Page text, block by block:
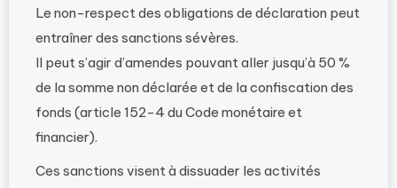
Le non-respect des obligations de déclaration peut
entraîner des sanctions sévères.
Il peut s’agir d’amendes pouvant aller jusqu’à 50 %
de la somme non déclarée et de la confiscation des
fonds (article 152-4 du Code monétaire et
financier).
Ces sanctions visent à dissuader les activités